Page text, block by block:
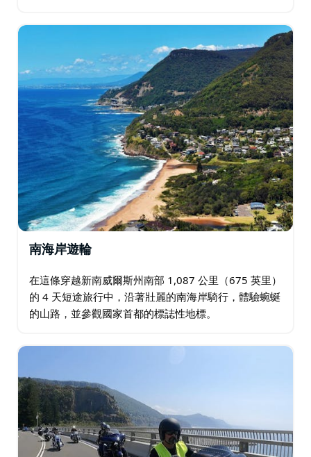
南海岸遊輪
在這條穿越新南威爾斯州南部 1,087 公里（675 英里）
的 4 天短途旅行中，沿著壯麗的南海岸騎行，體驗蜿蜒
的山路，並參觀國家首都的標誌性地標。